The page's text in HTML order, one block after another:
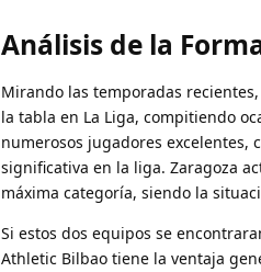
Análisis de la
Mirando las temporadas
la tabla en La Liga, compitiendo
numerosos jugadores excelentes,
significativa en la liga. Zaragoza
máxima categoría, siendo la
Si estos dos equipos se
Athletic Bilbao tiene la ventaja